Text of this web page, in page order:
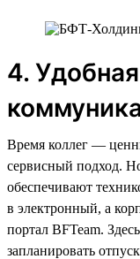
4.
Время коллег —
сервисный подход.
обеспечивают
в электронный, а
портал BFTeam.
запланировать